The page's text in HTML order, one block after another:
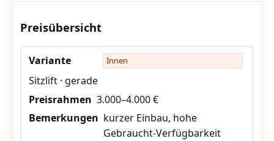
Preisübersicht
Innen
Sitzlift · gerade
3.000–4.000 €
kurzer Einbau, hohe
Gebraucht-Verfügbarkeit